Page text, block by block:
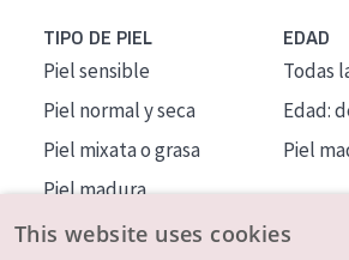
TIPO DE PIEL
Piel sensible
Piel normal y seca
Piel mixata o grasa
Piel madura
Piel expuesta al sol
EDAD
Todas
Edad:
Piel
This website uses cookies